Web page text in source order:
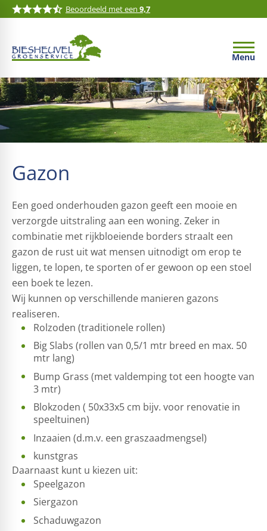
Beoordeeld met een 9,7
Menu
Gazon
Een goed onderhouden gazon geeft een mooie en
verzorgde uitstraling aan een woning. Zeker in
combinatie met rijkbloeiende borders straalt een
gazon de rust uit wat mensen uitnodigt om erop te
liggen, te lopen, te sporten of er gewoon op een stoel
een boek te lezen.
Wij kunnen op verschillende manieren gazons
realiseren.
Rolzoden (traditionele rollen)
Big Slabs (rollen van 0,5/1 mtr breed en max. 50
mtr lang)
Bump Grass (met valdemping tot een hoogte van
3 mtr)
Blokzoden ( 50x33x5 cm bijv. voor renovatie in
speeltuinen)
Inzaaien (d.m.v. een graszaadmengsel)
kunstgras
Daarnaast kunt u kiezen uit:
Speelgazon
Siergazon
Schaduwgazon